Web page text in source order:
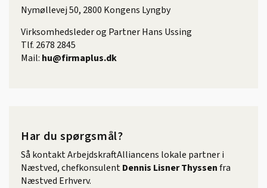
Nymøllevej 50, 2800 Kongens Lyngby
Virksomhedsleder og Partner Hans Ussing
Tlf. 2678 2845
Mail: hu@firmaplus.dk
Har du spørgsmål?
Så kontakt ArbejdskraftAlliancens lokale partner i
Næstved, chefkonsulentDennis Lisner Thyssenfra
Næstved Erhverv.